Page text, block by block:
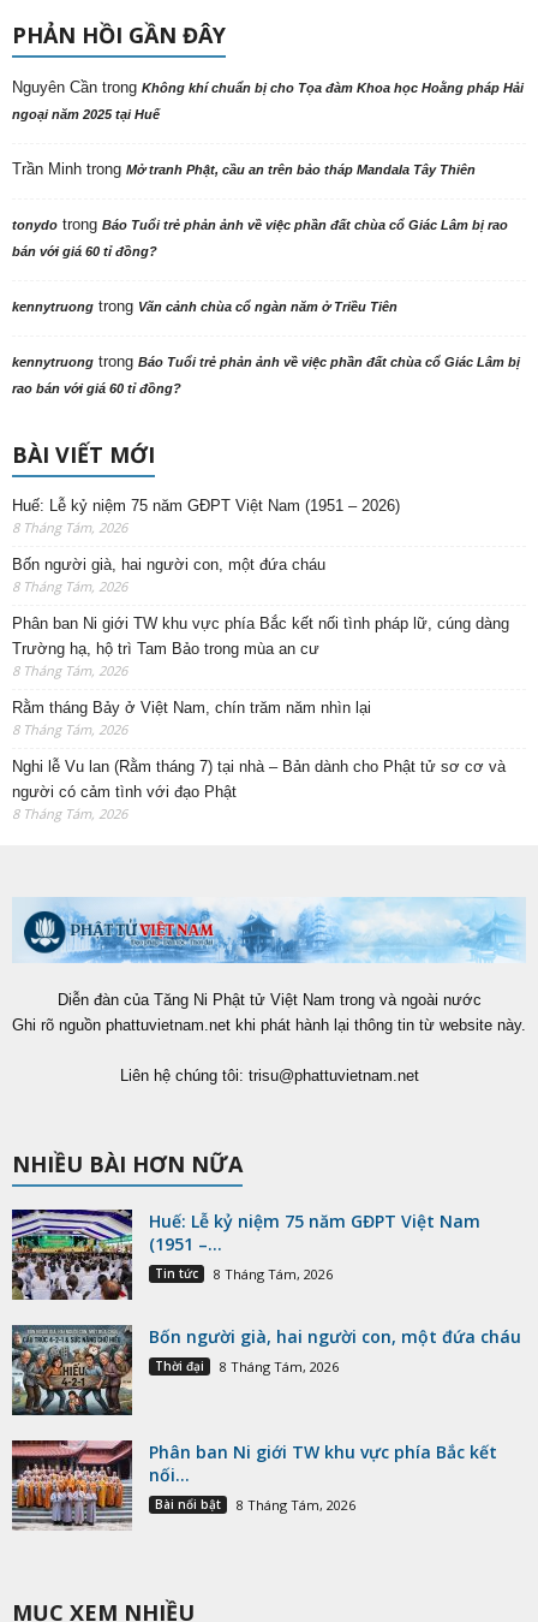
PHẢN HỒI GẦN ĐÂY
Nguyên Cần trong Không khí chuẩn bị cho Tọa đàm Khoa học Hoằng pháp Hải
ngoại năm 2025 tại Huế
Trần Minh trong Mở tranh Phật, cầu an trên bảo tháp Mandala Tây Thiên
tonydo trong Báo Tuổi trẻ phản ảnh về việc phần đất chùa cổ Giác Lâm bị rao
bán với giá 60 tỉ đồng?
kennytruong trong Vãn cảnh chùa cổ ngàn năm ở Triều Tiên
kennytruong trong Báo Tuổi trẻ phản ảnh về việc phần đất chùa cổ Giác Lâm bị
rao bán với giá 60 tỉ đồng?
BÀI VIẾT MỚI
Huế: Lễ kỷ niệm 75 năm GĐPT Việt Nam (1951 – 2026)
8 Tháng Tám, 2026
Bốn người già, hai người con, một đứa cháu
8 Tháng Tám, 2026
Phân ban Ni giới TW khu vực phía Bắc kết nối tình pháp lữ, cúng dàng
Trường hạ, hộ trì Tam Bảo trong mùa an cư
8 Tháng Tám, 2026
Rằm tháng Bảy ở Việt Nam, chín trăm năm nhìn lại
8 Tháng Tám, 2026
Nghi lễ Vu lan (Rằm tháng 7) tại nhà – Bản dành cho Phật tử sơ cơ và
người có cảm tình với đạo Phật
8 Tháng Tám, 2026
Diễn đàn của Tăng Ni Phật tử Việt Nam trong và ngoài nước
Ghi rõ nguồn phattuvietnam.net khi phát hành lại thông tin từ website này.
Liên hệ chúng tôi: trisu@phattuvietnam.net
NHIỀU BÀI HƠN NỮA
Huế: Lễ kỷ niệm 75 năm GĐPT Việt Nam
(1951 –...
Tin tức 8 Tháng Tám, 2026
Bốn người già, hai người con, một đứa cháu
Thời đại 8 Tháng Tám, 2026
Phân ban Ni giới TW khu vực phía Bắc kết
nối...
Bài nổi bật 8 Tháng Tám, 2026
MỤC XEM NHIỀU